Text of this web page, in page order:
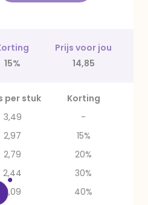
Prijs voor jou
15% 14,85
per stuk
Korting
3,49
-
2,97
15%
2,79
20%
2,44
30%
2,09 40%